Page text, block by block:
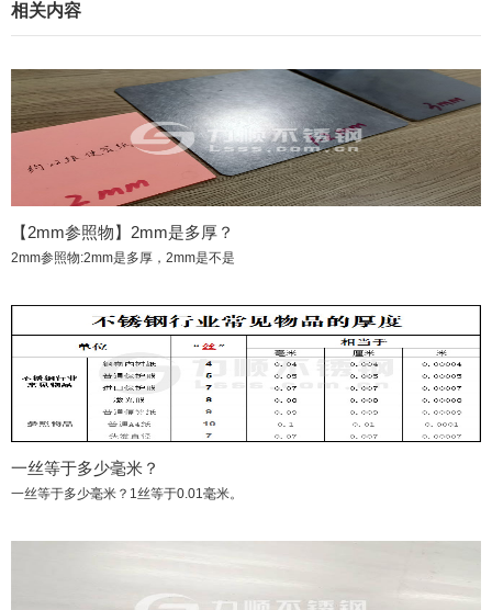
相关内容
【2mm参照物】2mm是多厚？
2mm参照物:2mm是多厚，2mm是不是
一丝等于多少毫米？
一丝等于多少毫米？1丝等于0.01毫米。